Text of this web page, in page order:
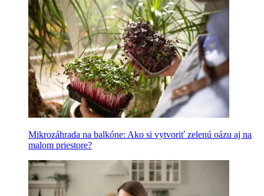
Mikrozáhrada na balkóne: Ako si vytvoriť zelenú oázu aj na
malom priestore?